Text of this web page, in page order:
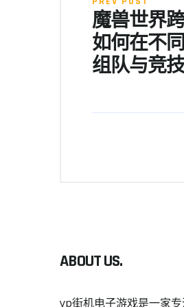
魔兽世界
如何在不
组队与竞技
ABOUT US.
yp街机电子游戏是一家